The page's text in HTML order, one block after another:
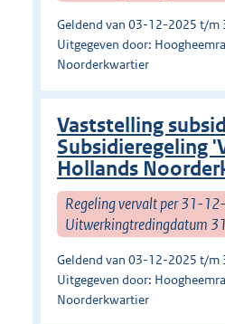
Geldend van 03-12-2025 t/m
Uitgegeven door:
Noorderkwartier
Vaststelling
Subsidieregeling
Hollands
Regeling vervalt per 31-
Uitwerkingtredingdatum
Geldend van 03-12-2025 t/m
Uitgegeven door:
Noorderkwartier